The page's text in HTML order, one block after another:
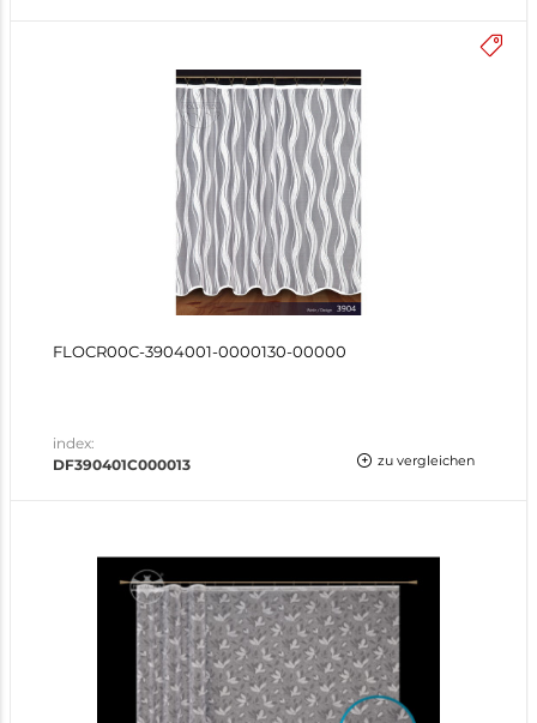
FLOCR00C-3904001-0000130-00000
index:
DF390401C000013
zu vergleichen